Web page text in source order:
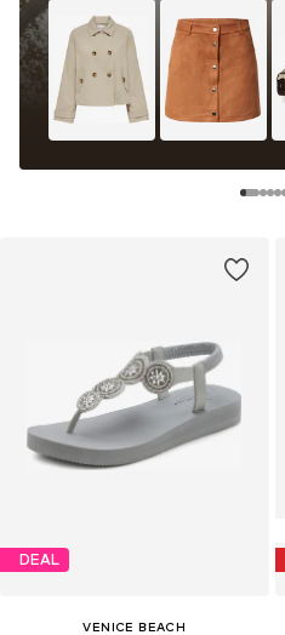
DEAL
VENICE BEACH